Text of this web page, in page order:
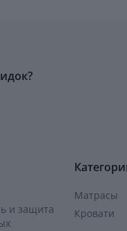
и защита
Матрасы
Кровати